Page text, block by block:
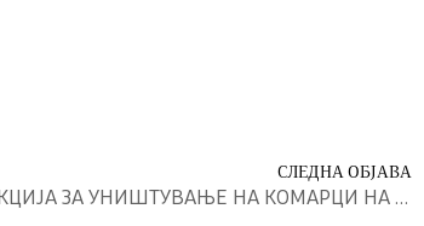
СЛЕДНА ОБЈАВА
ПРЕВЕНТИВНА СИСТЕМСКА ДЕЗИНСЕКЦИЈА ЗА УНИШТУВАЊЕ НА КОМАРЦИ НА ТЕРИТОРИЈАТА НА ОПШТИНА РЕСЕН